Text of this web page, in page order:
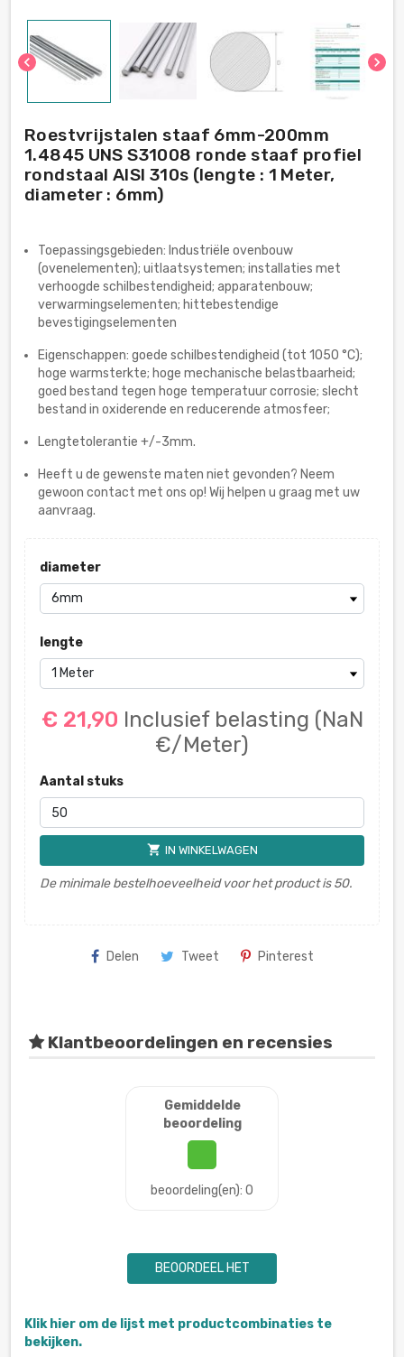
chevron_left chevron_right
Roestvrijstalen staaf 6mm-200mm
1.4845 UNS S31008 ronde staaf profiel
rondstaal AISI 310s (lengte : 1 Meter,
diameter : 6mm)
Toepassingsgebieden: Industriële ovenbouw
(ovenelementen); uitlaatsystemen; installaties met
verhoogde schilbestendigheid; apparatenbouw;
verwarmingselementen; hittebestendige
bevestigingselementen
Eigenschappen: goede schilbestendigheid (tot 1050 °C);
hoge warmsterkte; hoge mechanische belastbaarheid;
goed bestand tegen hoge temperatuur corrosie; slecht
bestand in oxiderende en reducerende atmosfeer;
Lengtetolerantie +/-3mm.
Heeft u de gewenste maten niet gevonden? Neem
gewoon contact met ons op! Wij helpen u graag met uw
aanvraag.
diameter
lengte
€ 21,90 Inclusief belasting (NaN
€/Meter)
Aantal stuks
shopping_cart IN WINKELWAGEN
De minimale bestelhoeveelheid voor het product is 50.
Delen Tweet Pinterest
Klantbeoordelingen en recensies
Gemiddelde
beoordeling
beoordeling(en): 0
BEOORDEEL HET
Klik hier om de lijst met productcombinaties te
bekijken.